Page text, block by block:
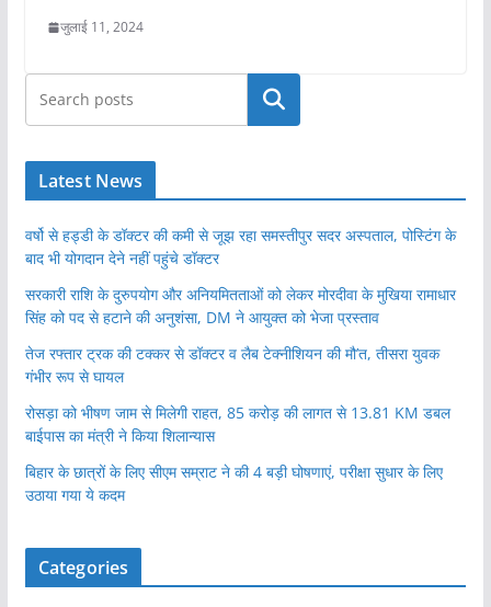
जुलाई 11, 2024
खोजें
Latest News
वर्षो से हड्डी के डॉक्टर की कमी से जूझ रहा समस्तीपुर सदर अस्पताल, पोस्टिंग के
बाद भी योगदान देने नहीं पहुंचे डॉक्टर
सरकारी राशि के दुरुपयोग और अनियमितताओं को लेकर मोरदीवा के मुखिया रामाधार
सिंह को पद से हटाने की अनुशंसा, DM ने आयुक्त को भेजा प्रस्ताव
तेज रफ्तार ट्रक की टक्कर से डॉक्टर व लैब टेक्नीशियन की मौ’त, तीसरा युवक
गंभीर रूप से घायल
रोसड़ा को भीषण जाम से मिलेगी राहत, 85 करोड़ की लागत से 13.81 KM डबल
बाईपास का मंत्री ने किया शिलान्यास
बिहार के छात्रों के लिए सीएम सम्राट ने की 4 बड़ी घोषणाएं, परीक्षा सुधार के लिए
उठाया गया ये कदम
Categories